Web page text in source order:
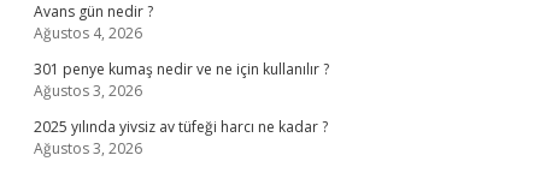
Avans gün nedir ?
Ağustos 4, 2026
301 penye kumaş nedir ve ne için kullanılır ?
Ağustos 3, 2026
2025 yılında yivsiz av tüfeği harcı ne kadar ?
Ağustos 3, 2026